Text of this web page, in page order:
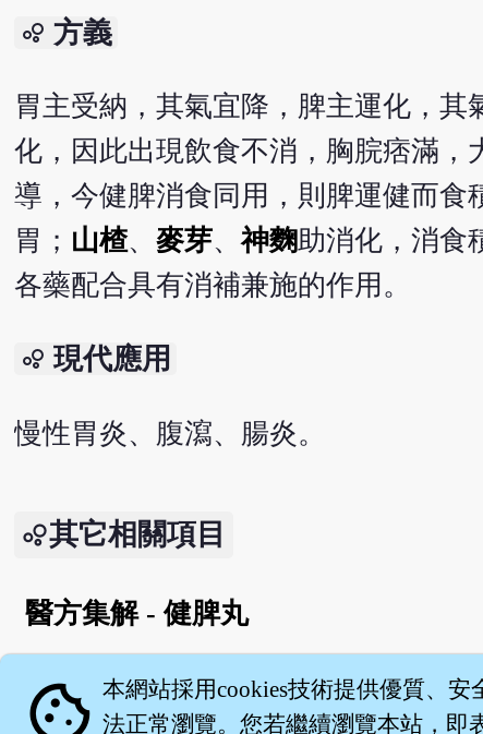
bubble_chart 方義
胃主受納，其氣宜降，脾主運化，
化，因此出現飲食不消，胸脘痞滿
導，今健脾消食同用，則脾運健而食
胃； 山楂、 麥芽、神麴助消化，消食
各藥配合具有消補兼施的作用。
bubble_chart 現代應用
慢性胃炎、腹瀉、腸炎。
其它相關項目
醫方集解 - 健脾丸
English version
cookie 本網站採用cookies技術提供優質、
法正常瀏覽。您若繼續瀏覽本站，即